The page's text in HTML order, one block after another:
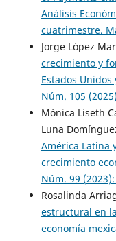
Análisis
cuatrimestre.
Jorge López
crecimiento y
Estados Unidos
Núm. 105
Mónica Liseth
Luna
América Latina
crecimiento
Núm. 99
Rosalinda
estructural en
economía